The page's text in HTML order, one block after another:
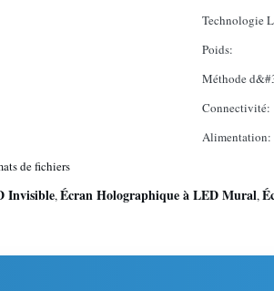
Technologie
Poids:
Méthode
Connectivité:
Alimentation:
de fichiers
Invisible,Écran Holographique à LED Mural,